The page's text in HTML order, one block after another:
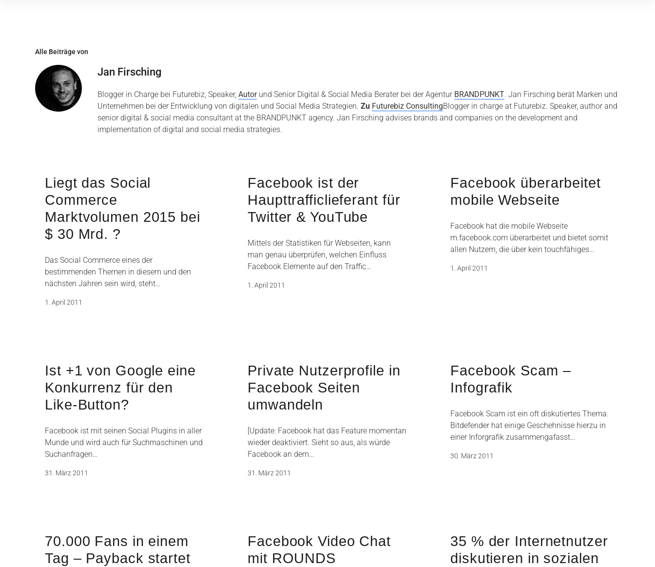
Alle Beiträge von
Jan Firsching
Blogger in Charge bei Futurebiz, Speaker, Autorund Senior Digital & Social Media Berater bei der Agentur BRANDPUNKT. Jan Firsching berät Marken und
Unternehmen bei der Entwicklung von digitalen und Social Media Strategien. Zu Futurebiz ConsultingBlogger in charge at Futurebiz. Speaker, author and
senior digital & social media consultant at the BRANDPUNKT agency. Jan Firsching advises brands and companies on the development and
implementation of digital and social media strategies.
Liegt das Social
Commerce
Marktvolumen 2015 bei
$ 30 Mrd. ?
Das Social Commerce eines der
bestimmenden Themen in diesem und den
nächsten Jahren sein wird, steht…
1. April 2011
Facebook ist der
Haupttrafficlieferant für
Twitter & YouTube
Mittels der Statistiken für Webseiten, kann
man genau überprüfen, welchen Einfluss
Facebook Elemente auf den Traffic…
1. April 2011
Facebook überarbeitet
mobile Webseite
Facebook hat die mobile Webseite
m.facebook.com überarbeitet und bietet somit
allen Nutzern, die über kein touchfähiges…
1. April 2011
Ist +1 von Google eine
Konkurrenz für den
Like-Button?
Facebook ist mit seinen Social Plugins in aller
Munde und wird auch für Suchmaschinen und
Suchanfragen…
31. März 2011
Private Nutzerprofile in
Facebook Seiten
umwandeln
[Update: Facebook hat das Feature momentan
wieder deaktiviert. Sieht so aus, als würde
Facebook an dem…
31. März 2011
Facebook Scam –
Infografik
Facebook Scam ist ein oft diskutiertes Thema.
Bitdefender hat einige Geschehnisse hierzu in
einer Inforgrafik zusammengafasst…
30. März 2011
70.000 Fans in einem
Tag – Payback startet
Facebook Video Chat
mit ROUNDS
35 % der Internetnutzer
diskutieren in sozialen